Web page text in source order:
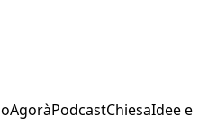
AgoràPodcastChiesaIdee e